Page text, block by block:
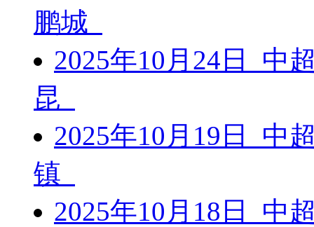
鹏城
2025年10月24日 中
昆
2025年10月19日 中
镇
2025年10月18日 中